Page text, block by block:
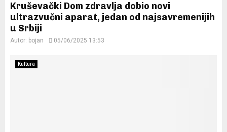
Kruševački Dom zdravlja dobio novi
ultrazvučni aparat, jedan od najsavremenijih
u Srbiji
Autor: bojan 05/06/2025 13:53
Kultura